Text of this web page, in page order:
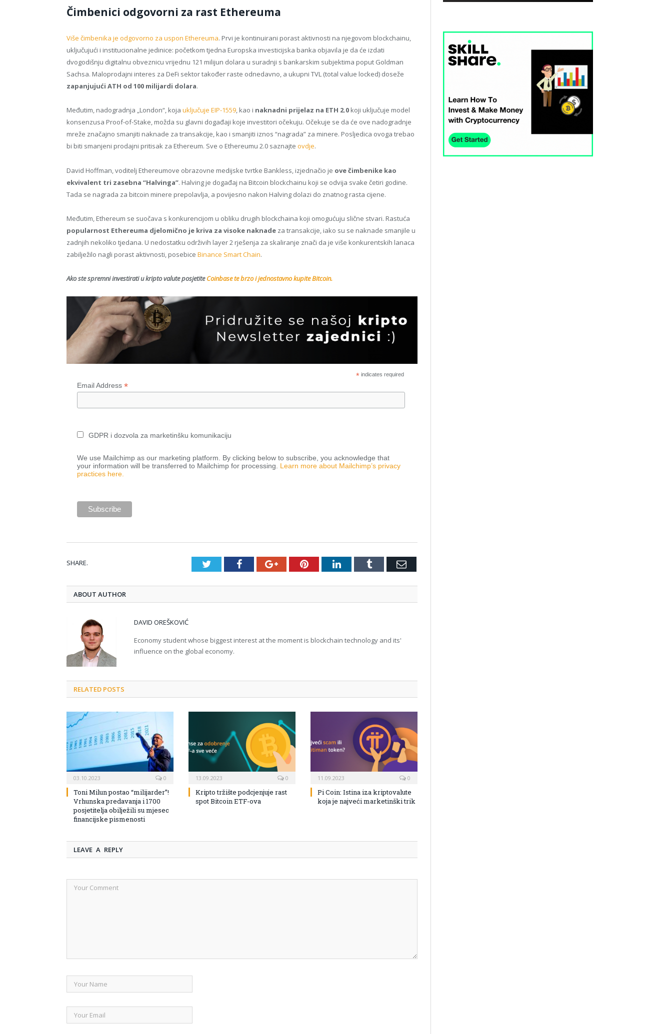
Čimbenici odgovorni za rast Ethereuma
Više čimbenika je odgovorno za uspon Ethereuma. Prvi je kontinuirani porast aktivnosti na njegovom blockchainu,
uključujući i institucionalne jedinice: početkom tjedna Europska investicijska banka objavila je da će izdati
dvogodišnju digitalnu obveznicu vrijednu 121 milijun dolara u suradnji s bankarskim subjektima poput Goldman
Sachsa. Maloprodajni interes za DeFi sektor također raste odnedavno, a ukupni TVL (total value locked) doseže
zapanjujući ATH od 100 milijardi dolara.
Međutim, nadogradnja „London“, koja uključuje EIP-1559, kao i naknadni prijelaz na ETH 2.0 koji uključuje model
konsenzusa Proof-of-Stake, možda su glavni događaji koje investitori očekuju. Očekuje se da će ove nadogradnje
mreže značajno smanjiti naknade za transakcije, kao i smanjiti iznos “nagrada” za minere. Posljedica ovoga trebao
bi biti smanjeni prodajni pritisak za Ethereum. Sve o Ethereumu 2.0 saznajte ovdje.
David Hoffman, voditelj Ethereumove obrazovne medijske tvrtke Bankless, izjednačio je ove čimbenike kao
ekvivalent tri zasebna “Halvinga”. Halving je događaj na Bitcoin blockchainu koji se odvija svake četiri godine.
Tada se nagrada za bitcoin minere prepolavlja, a povijesno nakon Halving dolazi do znatnog rasta cijene.
Međutim, Ethereum se suočava s konkurencijom u obliku drugih blockchaina koji omogućuju slične stvari. Rastuća
popularnost Ethereuma djelomično je kriva za visoke naknade za transakcije, iako su se naknade smanjile u
zadnjih nekoliko tjedana. U nedostatku održivih layer 2 rješenja za skaliranje znači da je više konkurentskih lanaca
zabilježilo nagli porast aktivnosti, posebice Binance Smart Chain.
Ako ste spremni investirati u kripto valute posjetiteCoinbase te brzo i jednostavno kupite Bitcoin.
*indicates required
Email Address*
GDPR i dozvola za marketinšku komunikaciju
We use Mailchimp as our marketing platform. By clicking below to subscribe, you acknowledge that
your information will be transferred to Mailchimp for processing. Learn more about Mailchimp’s privacy
practices here.
SHARE. TwitterFacebookGoogle+PinterestLinkedInTumblr Email
ABOUT AUTHOR
DAVID OREŠKOVIĆ
Economy student whose biggest interest at the moment is blockchain technology and its'
influence on the global economy.
RELATED POSTS
03.10.2023 0
Toni Milun postao “milijarder”!
Vrhunska predavanja i 1700
posjetitelja obilježili su mjesec
financijske pismenosti
13.09.2023 0
Kripto tržište podcjenjuje rast
spot Bitcoin ETF-ova
11.09.2023 0
Pi Coin: Istina iza kriptovalute
koja je najveći marketinški trik
LEAVE A REPLY